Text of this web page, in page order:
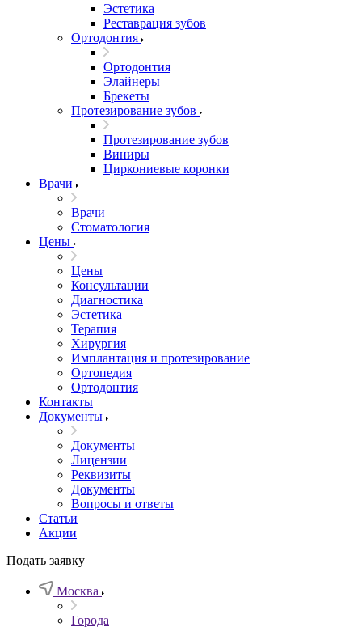
Эстетика
Реставрация зубов
Ортодонтия
Ортодонтия
Элайнеры
Брекеты
Протезирование зубов
Протезирование зубов
Виниры
Циркониевые коронки
Врачи
Врачи
Стоматология
Цены
Цены
Консультации
Диагностика
Эстетика
Терапия
Хирургия
Имплантация и протезирование
Ортопедия
Ортодонтия
Контакты
Документы
Документы
Лицензии
Реквизиты
Документы
Вопросы и ответы
Статьи
Акции
Подать заявку
Москва
Города